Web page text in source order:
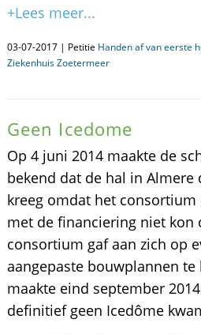
+Lees meer...
03-07-2017 | Petitie Handen af van eerste
Ziekenhuis Zoetermeer
Geen Icedome
Op 4 juni 2014 maakte de
bekend dat de hal in
kreeg omdat het
met de financiering niet kon
consortium gaf aan zich op
aangepaste bouwplannen te
maakte eind september
definitief geen Icedôme